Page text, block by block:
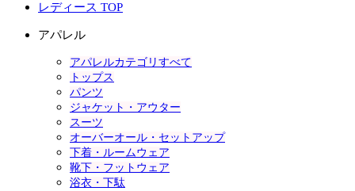
レディース TOP
アパレル
アパレルカテゴリすべて
トップス
パンツ
ジャケット・アウター
スーツ
オーバーオール・セットアップ
下着・ルームウェア
靴下・フットウェア
浴衣・下駄